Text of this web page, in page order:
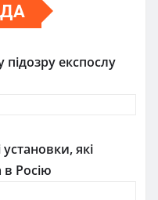
експослу
які
в Росію